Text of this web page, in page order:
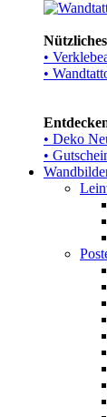
Nützliches
•
•
• Deko
•